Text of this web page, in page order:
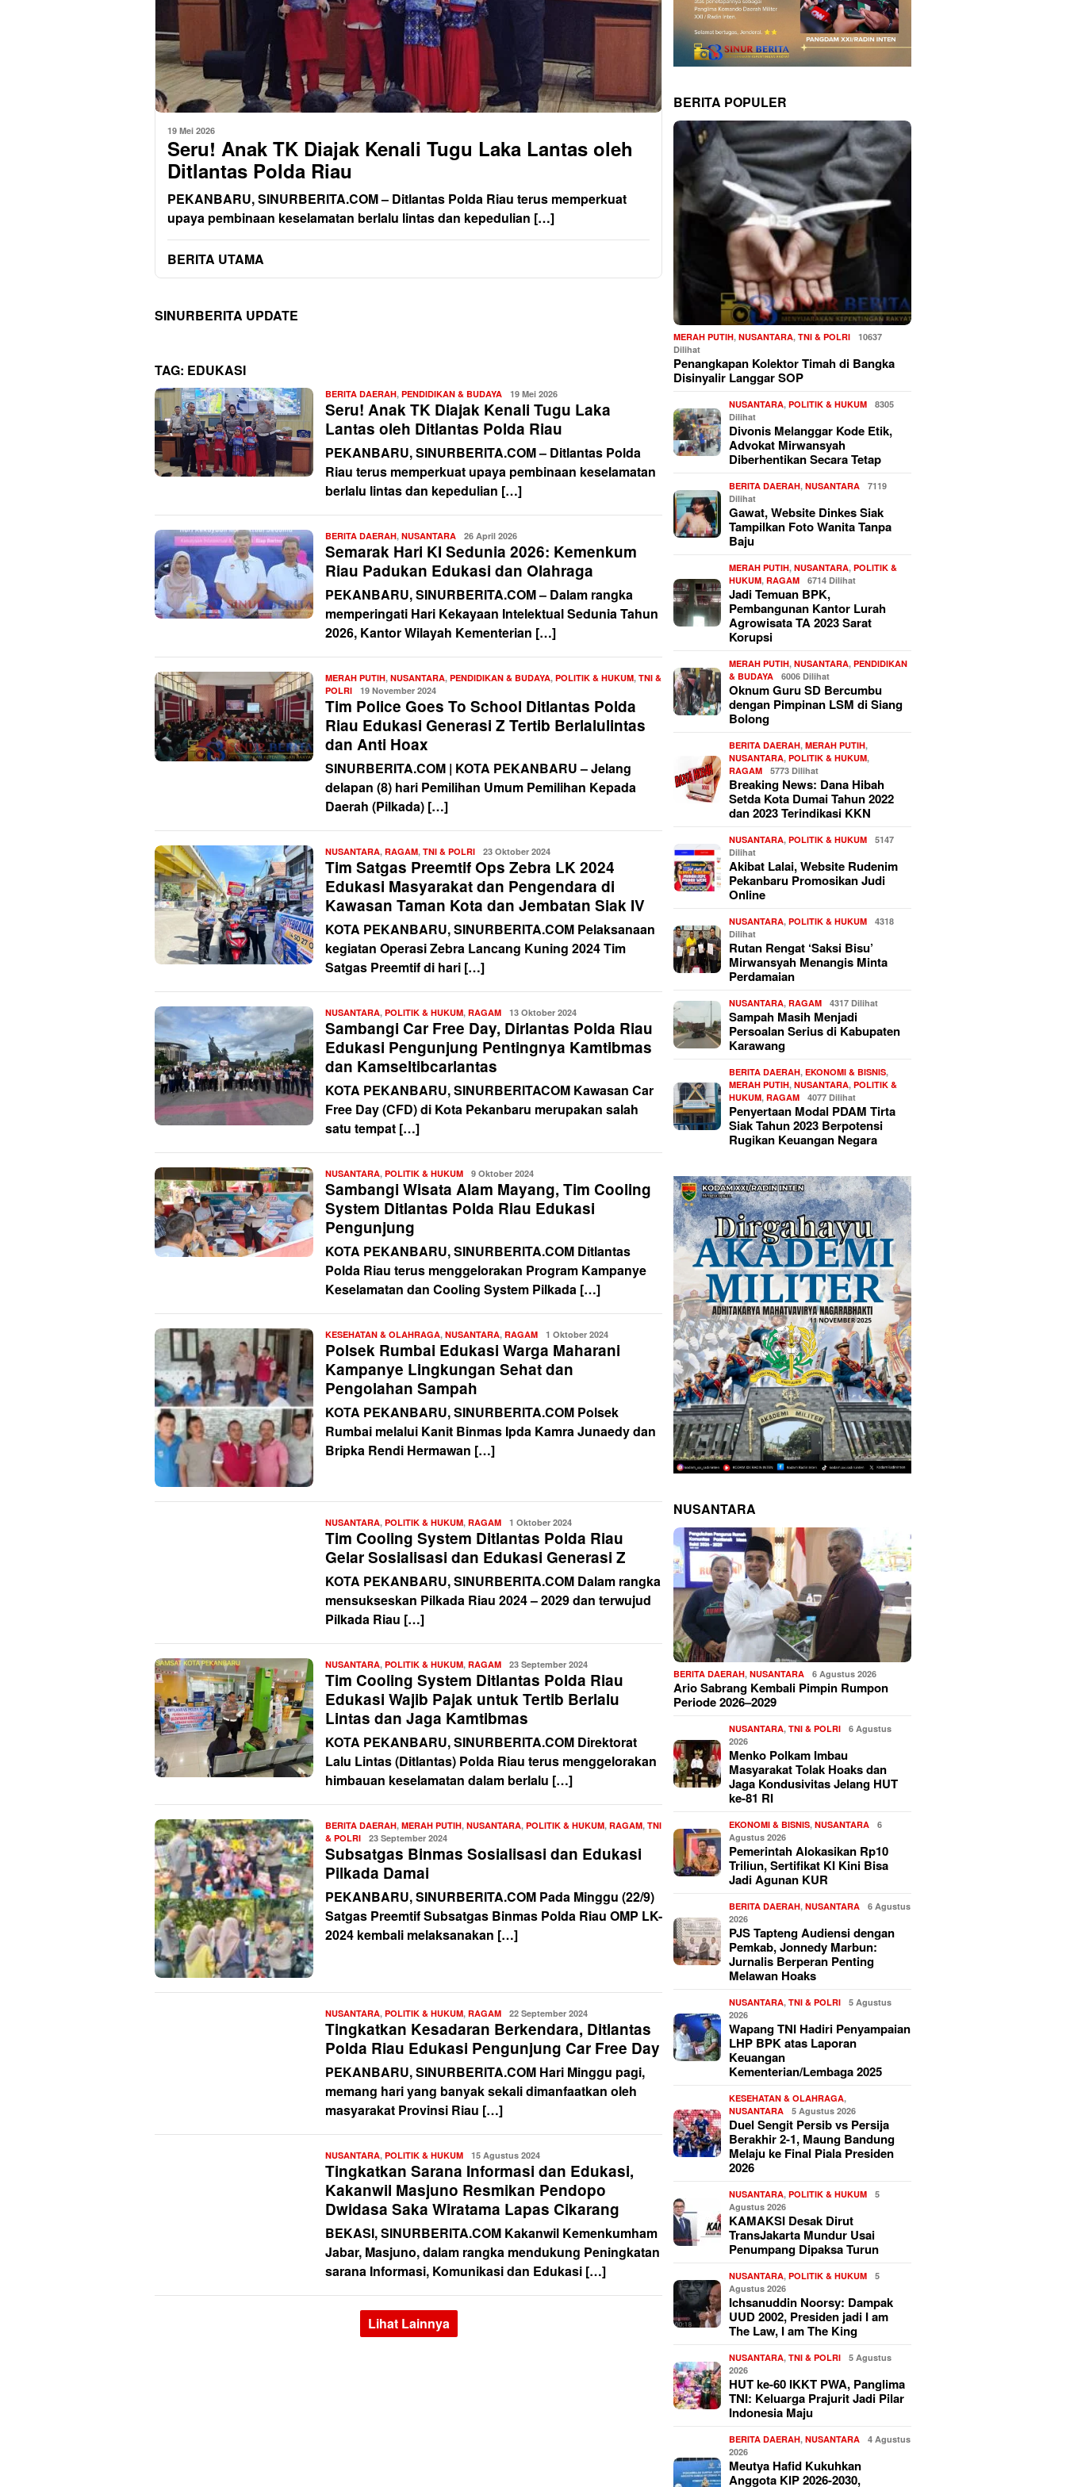
19 Mei 2026
Seru! Anak TK Diajak Kenali Tugu Laka Lantas oleh
Ditlantas Polda Riau
PEKANBARU, SINURBERITA.COM – Ditlantas Polda Riau terus memperkuat
upaya pembinaan keselamatan berlalu lintas dan kepedulian […]
BERITA UTAMA
SINURBERITA UPDATE
TAG: EDUKASI
BERITA DAERAH, PENDIDIKAN & BUDAYA Redaksi
19 Mei 2026
Seru! Anak TK Diajak Kenali Tugu Laka
Lantas oleh Ditlantas Polda Riau
PEKANBARU, SINURBERITA.COM – Ditlantas Polda
Riau terus memperkuat upaya pembinaan keselamatan
berlalu lintas dan kepedulian […]
BERITA DAERAH, NUSANTARA Redaksi
26 April 2026
Semarak Hari KI Sedunia 2026: Kemenkum
Riau Padukan Edukasi dan Olahraga
PEKANBARU, SINURBERITA.COM – Dalam rangka
memperingati Hari Kekayaan Intelektual Sedunia Tahun
2026, Kantor Wilayah Kementerian […]
MERAH PUTIH, NUSANTARA, PENDIDIKAN & BUDAYA, POLITIK & HUKUM, TNI &
POLRI Redaksi
19 November 2024
Tim Police Goes To School Ditlantas Polda
Riau Edukasi Generasi Z Tertib Berlalulintas
dan Anti Hoax
SINURBERITA.COM | KOTA PEKANBARU – Jelang
delapan (8) hari Pemilihan Umum Pemilihan Kepada
Daerah (Pilkada) […]
NUSANTARA, RAGAM, TNI & POLRI Redaksi
23 Oktober 2024
Tim Satgas Preemtif Ops Zebra LK 2024
Edukasi Masyarakat dan Pengendara di
Kawasan Taman Kota dan Jembatan Siak IV
KOTA PEKANBARU, SINURBERITA.COM Pelaksanaan
kegiatan Operasi Zebra Lancang Kuning 2024 Tim
Satgas Preemtif di hari […]
NUSANTARA, POLITIK & HUKUM, RAGAM Redaksi
13 Oktober 2024
Sambangi Car Free Day, Dirlantas Polda Riau
Edukasi Pengunjung Pentingnya Kamtibmas
dan Kamseltibcarlantas
KOTA PEKANBARU, SINURBERITACOM Kawasan Car
Free Day (CFD) di Kota Pekanbaru merupakan salah
satu tempat […]
NUSANTARA, POLITIK & HUKUM Redaksi
9 Oktober 2024
Sambangi Wisata Alam Mayang, Tim Cooling
System Ditlantas Polda Riau Edukasi
Pengunjung
KOTA PEKANBARU, SINURBERITA.COM Ditlantas
Polda Riau terus menggelorakan Program Kampanye
Keselamatan dan Cooling System Pilkada […]
KESEHATAN & OLAHRAGA, NUSANTARA, RAGAM Redaksi
1 Oktober 2024
Polsek Rumbai Edukasi Warga Maharani
Kampanye Lingkungan Sehat dan
Pengolahan Sampah
KOTA PEKANBARU, SINURBERITA.COM Polsek
Rumbai melalui Kanit Binmas Ipda Kamra Junaedy dan
Bripka Rendi Hermawan […]
NUSANTARA, POLITIK & HUKUM, RAGAM Redaksi
1 Oktober 2024
Tim Cooling System Ditlantas Polda Riau
Gelar Sosialisasi dan Edukasi Generasi Z
KOTA PEKANBARU, SINURBERITA.COM Dalam rangka
mensukseskan Pilkada Riau 2024 – 2029 dan terwujud
Pilkada Riau […]
NUSANTARA, POLITIK & HUKUM, RAGAM Redaksi
23 September 2024
Tim Cooling System Ditlantas Polda Riau
Edukasi Wajib Pajak untuk Tertib Berlalu
Lintas dan Jaga Kamtibmas
KOTA PEKANBARU, SINURBERITA.COM Direktorat
Lalu Lintas (Ditlantas) Polda Riau terus menggelorakan
himbauan keselamatan dalam berlalu […]
BERITA DAERAH, MERAH PUTIH, NUSANTARA, POLITIK & HUKUM, RAGAM, TNI
& POLRI Redaksi
23 September 2024
Subsatgas Binmas Sosialisasi dan Edukasi
Pilkada Damai
PEKANBARU, SINURBERITA.COM Pada Minggu (22/9)
Satgas Preemtif Subsatgas Binmas Polda Riau OMP LK-
2024 kembali melaksanakan […]
NUSANTARA, POLITIK & HUKUM, RAGAM Redaksi
22 September 2024
Tingkatkan Kesadaran Berkendara, Ditlantas
Polda Riau Edukasi Pengunjung Car Free Day
PEKANBARU, SINURBERITA.COM Hari Minggu pagi,
memang hari yang banyak sekali dimanfaatkan oleh
masyarakat Provinsi Riau […]
NUSANTARA, POLITIK & HUKUM Redaksi
15 Agustus 2024
Tingkatkan Sarana Informasi dan Edukasi,
Kakanwil Masjuno Resmikan Pendopo
Dwidasa Saka Wiratama Lapas Cikarang
BEKASI, SINURBERITA.COM Kakanwil Kemenkumham
Jabar, Masjuno, dalam rangka mendukung Peningkatan
sarana Informasi, Komunikasi dan Edukasi […]
Lihat Lainnya
BERITA POPULER
MERAH PUTIH,NUSANTARA,TNI & POLRI
10637
Dilihat
Penangkapan Kolektor Timah di Bangka
Disinyalir Langgar SOP
NUSANTARA,POLITIK & HUKUM
8305
Dilihat
Divonis Melanggar Kode Etik,
Advokat Mirwansyah
Diberhentikan Secara Tetap
BERITA DAERAH,NUSANTARA
7119
Dilihat
Gawat, Website Dinkes Siak
Tampilkan Foto Wanita Tanpa
Baju
MERAH PUTIH,NUSANTARA,POLITIK &
HUKUM,RAGAM 6714 Dilihat
Jadi Temuan BPK,
Pembangunan Kantor Lurah
Agrowisata TA 2023 Sarat
Korupsi
MERAH PUTIH,NUSANTARA,PENDIDIKAN
& BUDAYA
6006 Dilihat
Oknum Guru SD Bercumbu
dengan Pimpinan LSM di Siang
Bolong
BERITA DAERAH,MERAH PUTIH,
NUSANTARA,POLITIK & HUKUM,
RAGAM
5773 Dilihat
Breaking News: Dana Hibah
Setda Kota Dumai Tahun 2022
dan 2023 Terindikasi KKN
NUSANTARA,POLITIK & HUKUM
5147
Dilihat
Akibat Lalai, Website Rudenim
Pekanbaru Promosikan Judi
Online
NUSANTARA,POLITIK & HUKUM
4318
Dilihat
Rutan Rengat ‘Saksi Bisu’
Mirwansyah Menangis Minta
Perdamaian
NUSANTARA,RAGAM 4317 Dilihat
Sampah Masih Menjadi
Persoalan Serius di Kabupaten
Karawang
BERITA DAERAH,EKONOMI & BISNIS,
MERAH PUTIH,NUSANTARA,POLITIK &
HUKUM,RAGAM 4077 Dilihat
Penyertaan Modal PDAM Tirta
Siak Tahun 2023 Berpotensi
Rugikan Keuangan Negara
NUSANTARA
BERITA DAERAH,NUSANTARA 6 Agustus 2026
Ario Sabrang Kembali Pimpin Rumpon
Periode 2026–2029
NUSANTARA,TNI & POLRI
6 Agustus
2026
Menko Polkam Imbau
Masyarakat Tolak Hoaks dan
Jaga Kondusivitas Jelang HUT
ke-81 RI
EKONOMI & BISNIS,NUSANTARA
6
Agustus 2026
Pemerintah Alokasikan Rp10
Triliun, Sertifikat KI Kini Bisa
Jadi Agunan KUR
BERITA DAERAH,NUSANTARA
6 Agustus
2026
PJS Tapteng Audiensi dengan
Pemkab, Jonnedy Marbun:
Jurnalis Berperan Penting
Melawan Hoaks
NUSANTARA,TNI & POLRI
5 Agustus
2026
Wapang TNI Hadiri Penyampaian
LHP BPK atas Laporan
Keuangan
Kementerian/Lembaga 2025
KESEHATAN & OLAHRAGA,
NUSANTARA
5 Agustus 2026
Duel Sengit Persib vs Persija
Berakhir 2-1, Maung Bandung
Melaju ke Final Piala Presiden
2026
NUSANTARA,POLITIK & HUKUM
5
Agustus 2026
KAMAKSI Desak Dirut
TransJakarta Mundur Usai
Penumpang Dipaksa Turun
NUSANTARA,POLITIK & HUKUM
5
Agustus 2026
Ichsanuddin Noorsy: Dampak
UUD 2002, Presiden jadi I am
The Law, I am The King
NUSANTARA,TNI & POLRI
5 Agustus
2026
HUT ke-60 IKKT PWA, Panglima
TNI: Keluarga Prajurit Jadi Pilar
Indonesia Maju
BERITA DAERAH,NUSANTARA
4 Agustus
2026
Meutya Hafid Kukuhkan
Anggota KIP 2026-2030,